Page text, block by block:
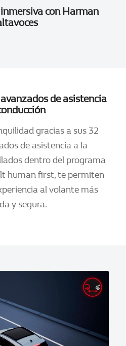
con Harman
de asistencia
gracias a sus 32
de asistencia a la
dentro del programa
human first, te permiten
al volante más
y segura.